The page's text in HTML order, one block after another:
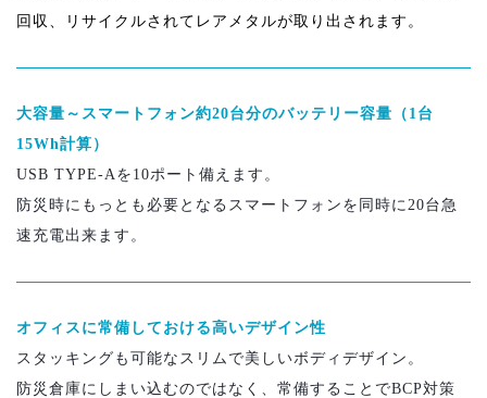
回収、リサイクルされてレアメタルが取り出されます 。
大容量～スマートフォン約20台分のバッテリー容量（1台
15Wh計算）
USB TYPE-Aを10ポート備えます。
防災時にもっとも必要となるスマートフォンを同時に20台急
速充電出来ます。
オフィスに常備しておける高いデザイン性
スタッキングも可能なスリムで美しいボディデザイン。
防災倉庫にしまい込むのではなく、常備することでBCP対策